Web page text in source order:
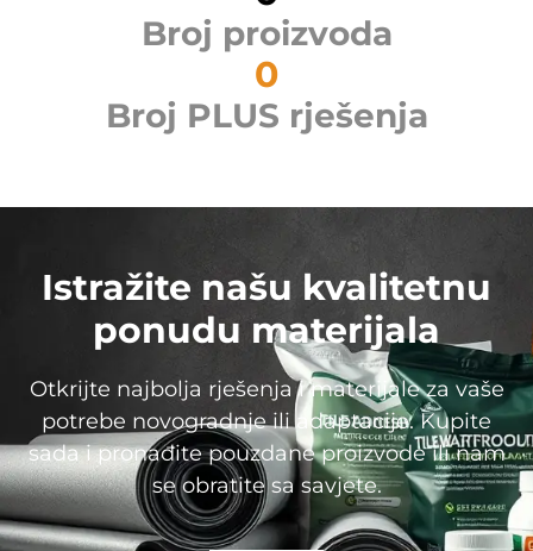
Broj proizvoda
Broj PLUS rješenja
0
Istražite našu kvalitetnu
ponudu materijala
Otkrijte najbolja rješenja i materijale za vaše
potrebe novogradnje ili adaptacije. Kupite
sada i pronađite pouzdane proizvode ili nam
se obratite sa savjete.